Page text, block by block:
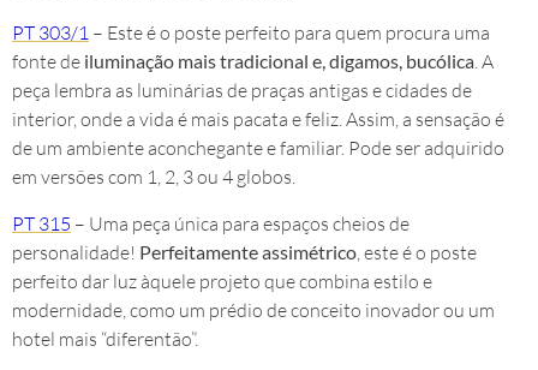
PT 303/1 – Este é o poste perfeito para quem procura uma
fonte de iluminação mais tradicional e, digamos, bucólica. A
peça lembra as luminárias de praças antigas e cidades de
interior, onde a vida é mais pacata e feliz. Assim, a sensação é
de um ambiente aconchegante e familiar. Pode ser adquirido
em versões com 1, 2, 3 ou 4 globos.
PT 315 – Uma peça única para espaços cheios de
personalidade! Perfeitamente assimétrico , este é o poste
perfeito dar luz àquele projeto que combina estilo e
modernidade, como um prédio de conceito inovador ou um
hotel mais “diferentão”.